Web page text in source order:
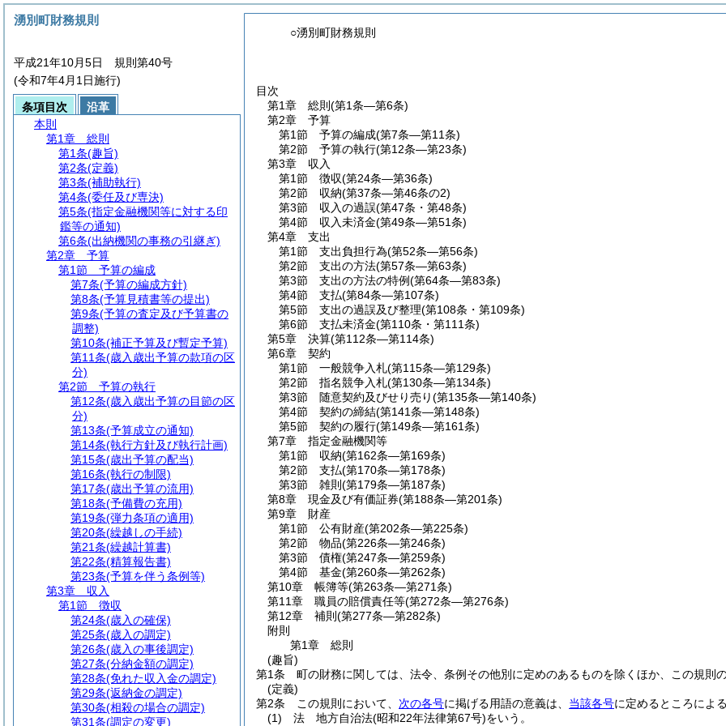
○湧別町財務規則
目次
第1章
総則 (第1条―第6条)
第2章
予算
第1節
予算の編成(第7条―第11条)
第2節
予算の執行(第12条―第23条)
第3章
収入
第1節
徴収(第24条―第36条)
第2節
収納(第37条―第46条の2)
第3節
収入の過誤(第47条・第48条)
第4節
収入未済金(第49条―第51条)
第4章
支出
第1節
支出負担行為(第52条―第56条)
第2節
支出の方法(第57条―第63条)
第3節
支出の方法の特例(第64条―第83条)
第4節
支払(第84条―第107条)
第5節
支出の過誤及び整理(第108条・第109条)
第6節
支払未済金(第110条・第111条)
第5章
決算(第112条―第114条)
第6章
契約
第1節
一般競争入札(第115条―第129条)
第2節
指名競争入札(第130条―第134条)
第3節
随意契約及びせり売り(第135条―第140条)
第4節
契約の締結(第141条―第148条)
第5節
契約の履行(第149条―第161条)
第7章
指定金融機関等
第1節
収納(第162条―第169条)
第2節
支払(第170条―第178条)
第3節
雑則 (第179条―第187条)
第8章
現金及び有価証券(第188条―第201条)
第9章
財産
第1節
公有財産(第202条―第225条)
第2節
物品(第226条―第246条)
第3節
債権(第247条―第259条)
第4節
基金(第260条―第262条)
第10章
帳簿等(第263条―第271条)
第11章
職員の賠償責任等(第272条―第276条)
第12章
補則 (第277条―第282条)
附則
第1章
総則
(趣旨)
第1条
町の財務に関しては、法令、条例その他別に定めのあるものを除くほか、この規則
(定義)
第2条
この規則において、 次の各号に掲げる用語の意義は、 当該各号に定めるところによる
(1)
法 地方自治法(昭和22年法律第67号)をいう。
湧別町財務規則
平成21年10月5日 規則第40号
(令和7年4月1日施行)
条項目次
沿革
本則
第1章
総則
第1条(趣旨)
第2条(定義)
第3条(補助執行)
第4条(委任及び専決)
第5条(指定金融機関等に対する印
鑑等の通知)
第6条(出納機関の事務の引継ぎ)
第2章
予算
第1節
予算の編成
第7条(予算の編成方針)
第8条(予算見積書等の提出)
第9条(予算の査定及び予算書の
調整)
第10条(補正予算及び暫定予算)
第11条(歳入歳出予算の款項の区
分)
第2節
予算の執行
第12条(歳入歳出予算の目節の区
分)
第13条(予算成立の通知)
第14条(執行方針及び執行計画)
第15条(歳出予算の配当)
第16条(執行の制限)
第17条(歳出予算の流用)
第18条(予備費の充用)
第19条(弾力条項の適用)
第20条(繰越しの手続)
第21条(繰越計算書)
第22条(精算報告書)
第23条(予算を伴う条例等)
第3章
収入
第1節
徴収
第24条(歳入の確保)
第25条(歳入の調定)
第26条(歳入の事後調定)
第27条(分納金額の調定)
第28条(免れた収入金の調定)
第29条(返納金の調定)
第30条(相殺の場合の調定)
第31条(調定の変更)